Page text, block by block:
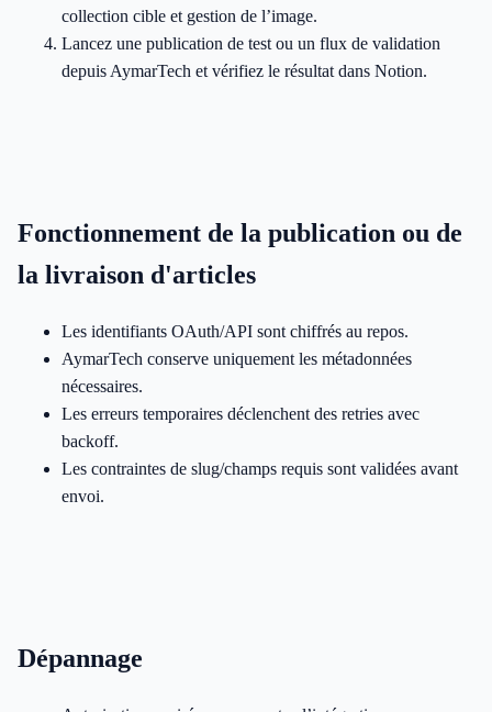
collection cible et gestion de l’image.
Lancez une publication de test ou un flux de validation
depuis AymarTech et vérifiez le résultat dans Notion.
Fonctionnement de la publication ou de
la livraison d'articles
Les identifiants OAuth/API sont chiffrés au repos.
AymarTech conserve uniquement les métadonnées
nécessaires.
Les erreurs temporaires déclenchent des retries avec
backoff.
Les contraintes de slug/champs requis sont validées avant
envoi.
Dépannage